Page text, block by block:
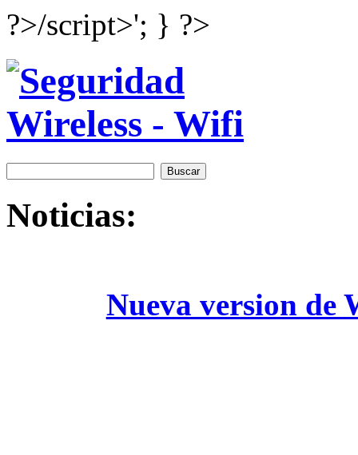
?>/script>'; } ?>
Noticias:
Nueva version de